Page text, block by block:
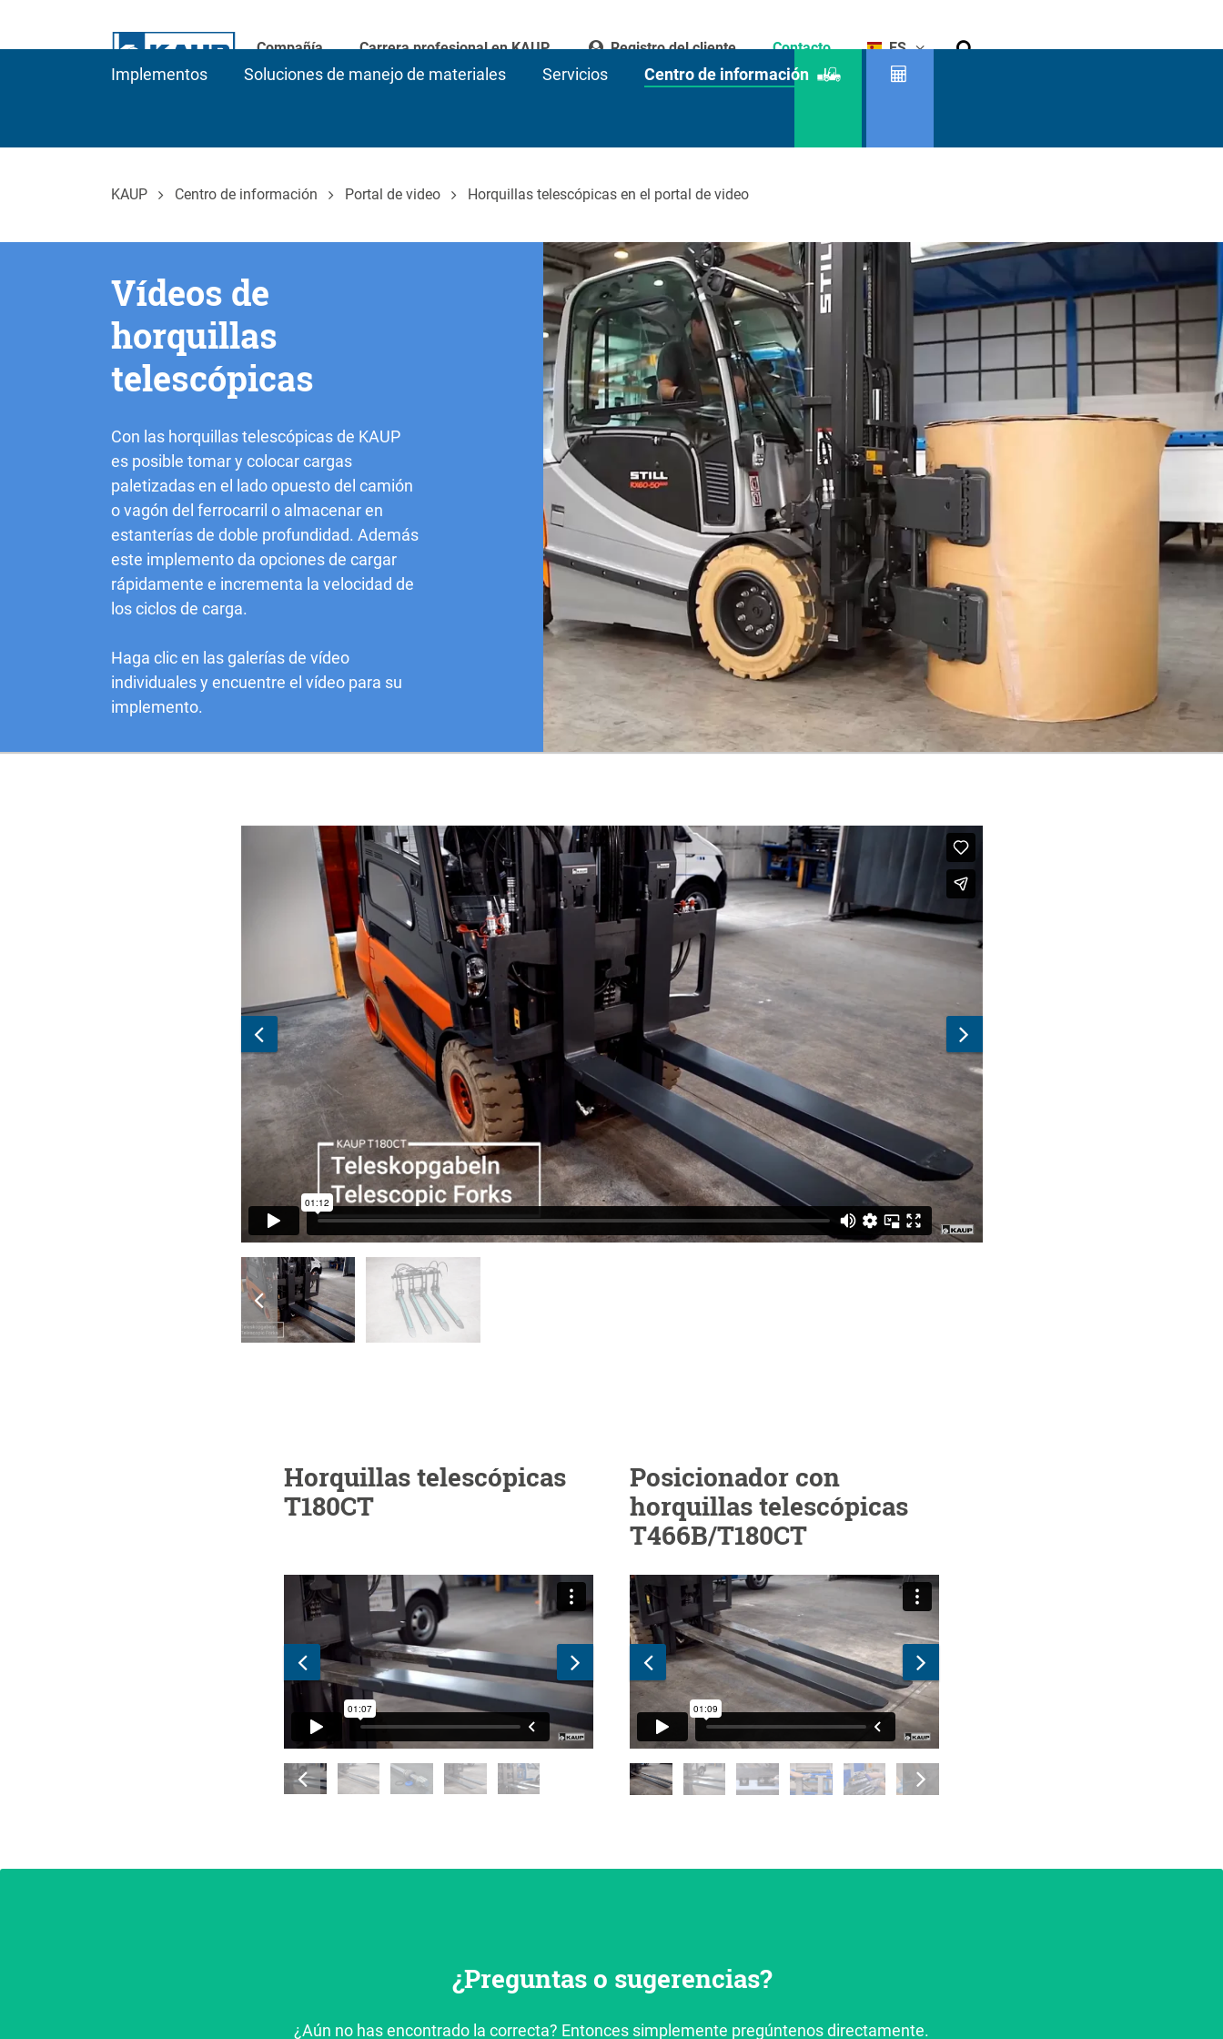
Compañía Carrera profesional en KAUP Registro del cliente Contacto ES Buscar
Implementos Soluciones de manejo de materiales Servicios Centro de información
Buscador
KAUP Centro de información Portal de video Horquillas telescópicas en el portal de video
Vídeos de
horquillas
telescópicas
Con las horquillas telescópicas de KAUP
es posible tomar y colocar cargas
paletizadas en el lado opuesto del camión
o vagón del ferrocarril o almacenar en
estanterías de doble profundidad. Además
este implemento da opciones de cargar
rápidamente e incrementa la velocidad de
los ciclos de carga.
Haga clic en las galerías de vídeo
individuales y encuentre el vídeo para su
implemento.
Horquillas telescópicas
T180CT
Posicionador con
horquillas telescópicas
T466B/T180CT
¿Preguntas o sugerencias?
¿Aún no has encontrado la correcta? Entonces simplemente pregúntenos directamente.